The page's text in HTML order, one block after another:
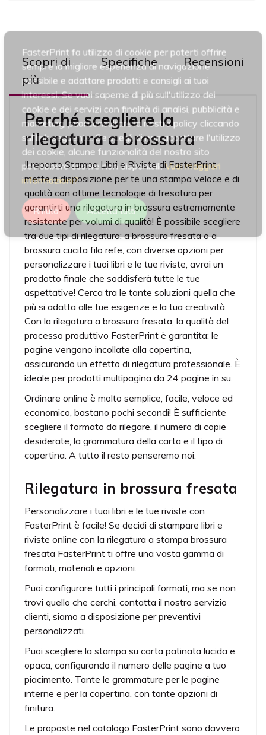
FasterPrint fa utilizzo di cookie per poterti offrire
sempre la migliore esperienza di navigazione
possibile e adattare prodotti e consigli ai tuoi
interessi. Se vuoi saperne di più sull'utilizzo dei
cookie e dei servizi con finalità di analisi, pubblicità e
marketing, puoi consultare la nostra policy cliccando
sul link seguente. Se scegli di non accettare l'utilizzo
dei cookie, alcune funzionalità del nostro sito
potrebbero essere non disponibili.Vuoi maggiori
informazioni?
Rifiuta Accetta tutti
Scopri di
più
Specifiche Recensioni
Perché scegliere la
rilegatura a brossura
Il reparto Stampa Libri e Riviste di FasterPrint
mette a disposizione per te una stampa veloce e di
qualità con ottime tecnologie di fresatura per
garantirti una rilegatura in brossura estremamente
resistente per volumi di qualità! È possibile scegliere
tra due tipi di rilegatura: a brossura fresata o a
brossura cucita filo refe, con diverse opzioni per
personalizzare i tuoi libri e le tue riviste, avrai un
prodotto finale che soddisferà tutte le tue
aspettative! Cerca tra le tante soluzioni quella che
più si adatta alle tue esigenze e la tua creatività.
Con la rilegatura a brossura fresata, la qualità del
processo produttivo FasterPrint è garantita: le
pagine vengono incollate alla copertina,
assicurando un effetto di rilegatura professionale. È
ideale per prodotti multipagina da 24 pagine in su.
Ordinare online è molto semplice, facile, veloce ed
economico, bastano pochi secondi! È sufficiente
scegliere il formato da rilegare, il numero di copie
desiderate, la grammatura della carta e il tipo di
copertina. A tutto il resto penseremo noi.
Rilegatura in brossura fresata
Personalizzare i tuoi libri e le tue riviste con
FasterPrint è facile! Se decidi di stampare libri e
riviste online con la rilegatura a stampa brossura
fresata FasterPrint ti offre una vasta gamma di
formati, materiali e opzioni.
Puoi configurare tutti i principali formati, ma se non
trovi quello che cerchi, contatta il nostro servizio
clienti, siamo a disposizione per preventivi
personalizzati.
Puoi scegliere la stampa su carta patinata lucida e
opaca, configurando il numero delle pagine a tuo
piacimento. Tante le grammature per le pagine
interne e per la copertina, con tante opzioni di
finitura.
Le proposte nel catalogo FasterPrint sono davvero